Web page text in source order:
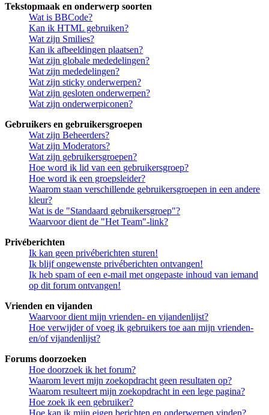
Tekstopmaak en onderwerp soorten
Wat is BBCode?
Kan ik HTML gebruiken?
Wat zijn Smilies?
Kan ik afbeeldingen plaatsen?
Wat zijn globale mededelingen?
Wat zijn mededelingen?
Wat zijn sticky onderwerpen?
Wat zijn gesloten onderwerpen?
Wat zijn onderwerpiconen?
Gebruikers en gebruikersgroepen
Wat zijn Beheerders?
Wat zijn Moderators?
Wat zijn gebruikersgroepen?
Hoe word ik lid van een gebruikersgroep?
Hoe word ik een groepsleider?
Waarom staan verschillende gebruikersgroepen in een andere
kleur?
Wat is de "Standaard gebruikersgroep"?
Waarvoor dient de "Het Team"-link?
Privéberichten
Ik kan geen privéberichten sturen!
Ik blijf ongewenste privéberichten ontvangen!
Ik heb spam of een e-mail met ongepaste inhoud van iemand
op dit forum ontvangen!
Vrienden en vijanden
Waarvoor dient mijn vrienden- en vijandenlijst?
Hoe verwijder of voeg ik gebruikers toe aan mijn vrienden-
en/of vijandenlijst?
Forums doorzoeken
Hoe doorzoek ik het forum?
Waarom levert mijn zoekopdracht geen resultaten op?
Waarom resulteert mijn zoekopdracht in een lege pagina?
Hoe zoek ik een gebruiker?
Hoe kan ik mijn eigen berichten en onderwerpen vinden?